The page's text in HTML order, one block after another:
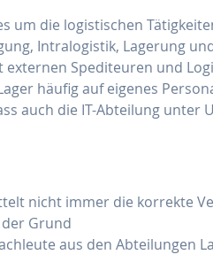
um die logistischen
Intralogistik, Lagerung
Spediteuren und
häufig auf eigenes
auch die IT-Abteilung unter
nicht immer die korrekte
Grund
aus den Abteilungen